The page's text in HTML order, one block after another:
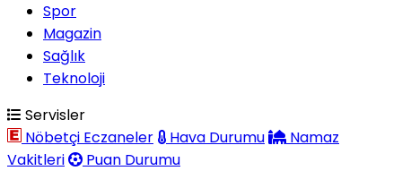
Spor
Magazin
Sağlık
Teknoloji
Servisler
Nöbetçi Eczaneler
Hava Durumu
Namaz
Vakitleri
Puan Durumu